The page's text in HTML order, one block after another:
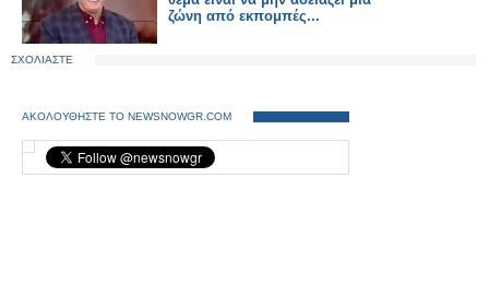
ζώνη από εκπομπές...
ΣΧΟΛΙΑΣΤΕ
ΑΚΟΛΟΥΘΗΣΤΕ ΤΟ NEWSNOWGR.COM